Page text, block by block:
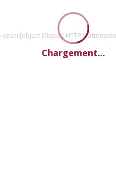
open [object Object]: HTTP 0
Chargement...